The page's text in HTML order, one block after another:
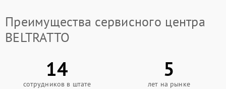
Преимущества сервисного центра
BELTRATTO
14
сотрудников в штате
5
лет на рынке